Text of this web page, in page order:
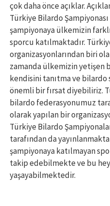
çok daha önce açıklar.
Türkiye Bilardo
şampiyonaya ülkemizin
sporcu katılmaktadır.
organizasyonlarından biri
zamanda ülkemizin yetişen
kendisini tanıtma ve
önemli bir fırsat diyebiliriz.
bilardo federasyonumuz
olarak yapılan bir
Türkiye Bilardo
tarafından da
şampiyonaya katılmayan
takip edebilmekte ve bu
yaşayabilmektedir.